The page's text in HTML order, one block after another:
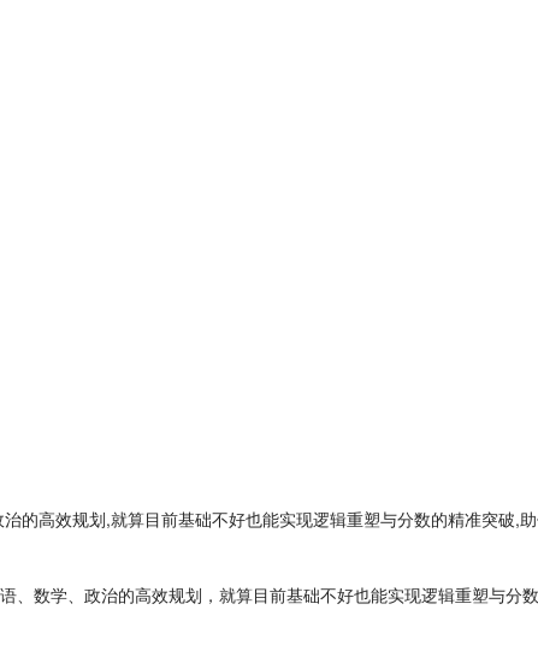
高效规划,就算目前基础不好也能实现逻辑重塑与分数的精准突破,
数学、政治的高效规划，就算目前基础不好也能实现逻辑重塑与分